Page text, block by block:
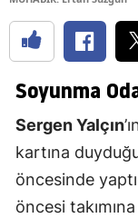
Soyunma
Sergen Yalçın
kartına
öncesinde
öncesi